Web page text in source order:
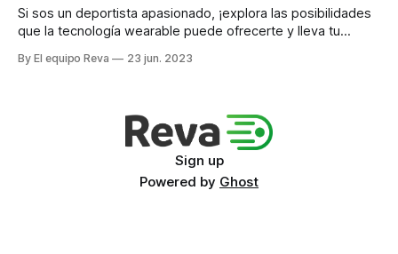
Si sos un deportista apasionado, ¡explora las posibilidades
que la tecnología wearable puede ofrecerte y lleva tu
By El equipo Reva 23 jun. 2023
Sign up
Powered by Ghost